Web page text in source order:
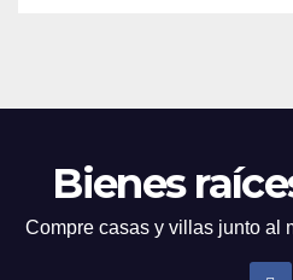
Bienes
Compre casas y villas junto al